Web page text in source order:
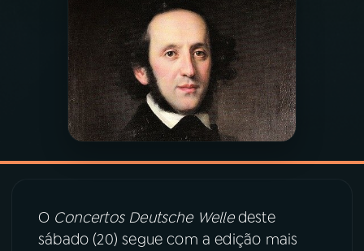
PODCASTS
VIDEOCASTS
08PRÊMIO RÁDIO MEC
O Concertos Deutsche Welledeste
sábado (20) segue com a edição mais